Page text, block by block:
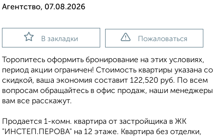
Агентство, 07.08.2026
В закладки Пожаловаться
Торопитесь оформить бронирование на этих условиях,
период акции ограничен! Стоимость квартиры указана со
скидкой, ваша экономия составит 122,520 руб. По всем
вопросам обращайтесь в офис продаж, наши менеджеры
вам все расскажут.
Продается 1-комн. квартира от застройщика в ЖК
"ИНСТЕП.ПЕРОВА" на 12 этаже. Квартира без отделки,